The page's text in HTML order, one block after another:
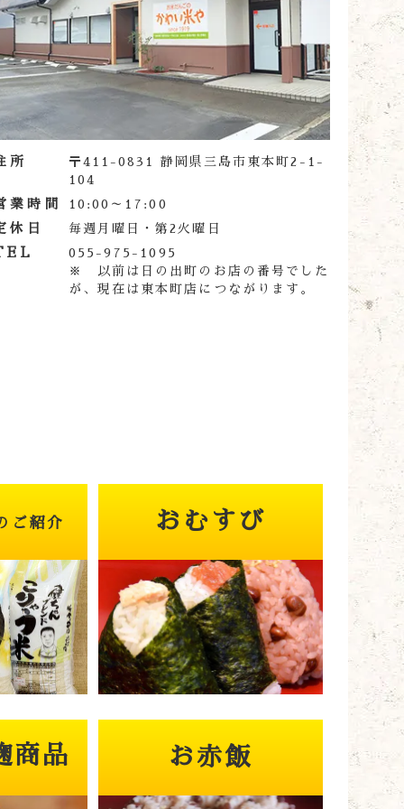
所
〒411-0831 静岡県三島市東本町2-1-
104
業時間
10:00～17:00
休日
毎週月曜日・第2火曜日
055-975-1095
※ 以前は日の出町のお店の番号でした
が、現在は東本町店につながります。
ご紹介 おむすび
商品 お赤飯